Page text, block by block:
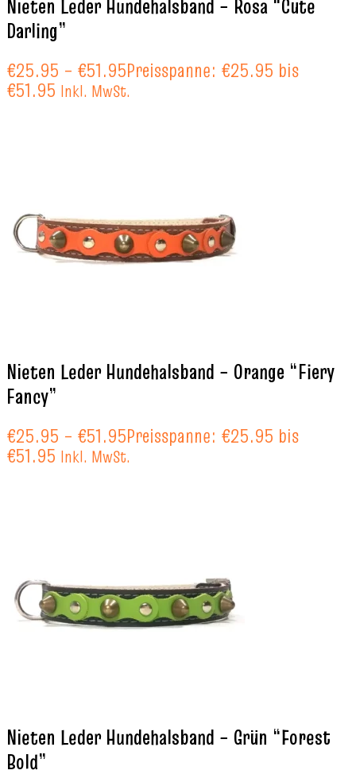
Nieten Leder Hundehalsband – Rosa “Cute
Darling”
€25.95 – €51.95Preisspanne: €25.95 bis
€51.95 Inkl. MwSt.
Nieten Leder Hundehalsband – Orange “Fiery
Fancy”
€25.95 – €51.95Preisspanne: €25.95 bis
€51.95 Inkl. MwSt.
Nieten Leder Hundehalsband – Grün “Forest
Bold”